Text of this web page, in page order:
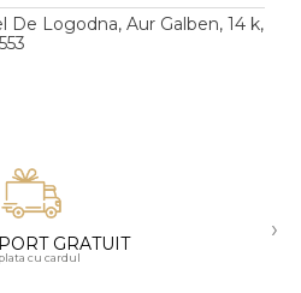
De Logodna, Aur Galben, 14 k,
GRATUIT
cu cardul
›